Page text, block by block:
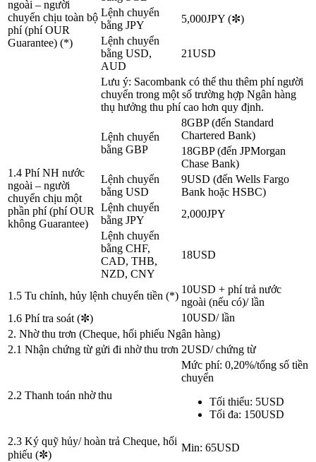
ngoài – người
chuyển chịu toàn bộ
phí (phí OUR
Guarantee) (*)
Lệnh chuyển
bằng JPY
5,000JPY (✼)
Lệnh chuyển
bằng USD,
AUD
21USD
Lưu ý: Sacombank có thể thu thêm phí người
chuyển trong một số trường hợp Ngân hàng
thụ hưởng thu phí cao hơn quy định.
1.4 Phí NH nước
ngoài – người
chuyển chịu một
phần phí (phí OUR
không Guarantee)
Lệnh chuyển
bằng GBP
8GBP (đến Standard
Chartered Bank)
18GBP (đến JPMorgan
Chase Bank)
Lệnh chuyển
bằng USD
9USD (đến Wells Fargo
Bank hoặc HSBC)
Lệnh chuyển
bằng JPY
2,000JPY
Lệnh chuyển
bằng CHF,
CAD, THB,
NZD, CNY
18USD
1.5 Tu chỉnh, hủy lệnh chuyển tiền (*)
10USD + phí trả nước
ngoài (nếu có)/ lần
1.6 Phí tra soát (✼)
10USD/ lần
2. Nhờ thu trơn (Cheque, hối phiếu Ngân hàng)
2.1 Nhận chứng từ gửi đi nhờ thu trơn 2USD/ chứng từ
2.2 Thanh toán nhờ thu
Mức phí: 0,20%/tổng số tiền
chuyển
Tối thiểu: 5USD
Tối đa: 150USD
2.3 Ký quỹ hủy/ hoàn trả Cheque, hối
phiếu (✼)
Min: 65USD